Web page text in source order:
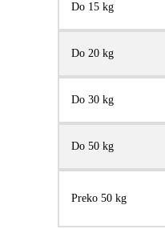
Do 15 kg
Do 20 kg
Do 30 kg
Do 50 kg
Preko 50 kg